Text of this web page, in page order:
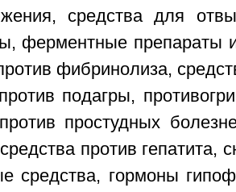
средства для
ферментные препараты
фибринолиза,
подагры,
простудных
против гепатита,
средства, гормоны